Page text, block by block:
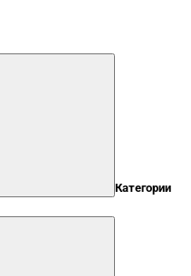
Категории